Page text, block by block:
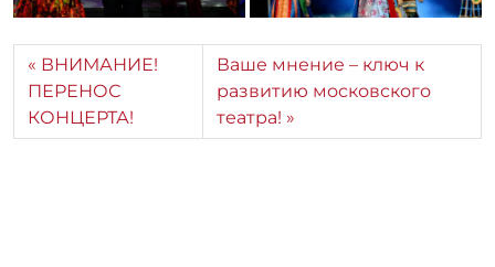
ВНИМАНИЕ!
ПЕРЕНОС
КОНЦЕРТА!
Ваше мнение – ключ к
развитию московского
театра!